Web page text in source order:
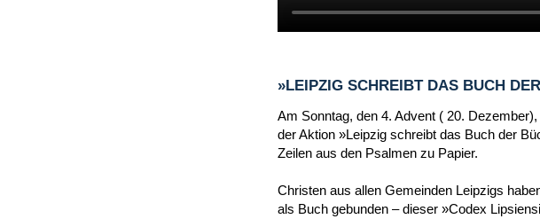
»LEIPZIG SCHREIBT DAS BUCH
Am Sonntag, den 4. Advent ( 20.
der Aktion »Leipzig schreibt das Buch der
Zeilen aus den Psalmen zu Papier.
Christen aus allen Gemeinden Leipzigs
als Buch gebunden – dieser »Codex